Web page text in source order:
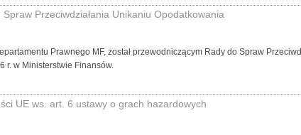
Przeciwdziałania Unikaniu Opodatkowania
Prawnego MF, został przewodniczącym Rady do Spraw
r. w Ministerstwie Finansów.
UE ws. art. 6 ustawy o grach hazardowych